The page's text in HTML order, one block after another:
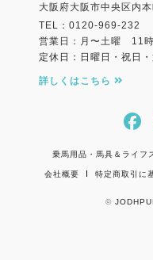
大阪府大阪市中央区内
TEL：0120-969-232
営業日：月〜土曜 11
定休日：日曜日・祝日
詳しくはこちら
乗馬用品・馬具＆ライ
会社概要 特定商取引に
©